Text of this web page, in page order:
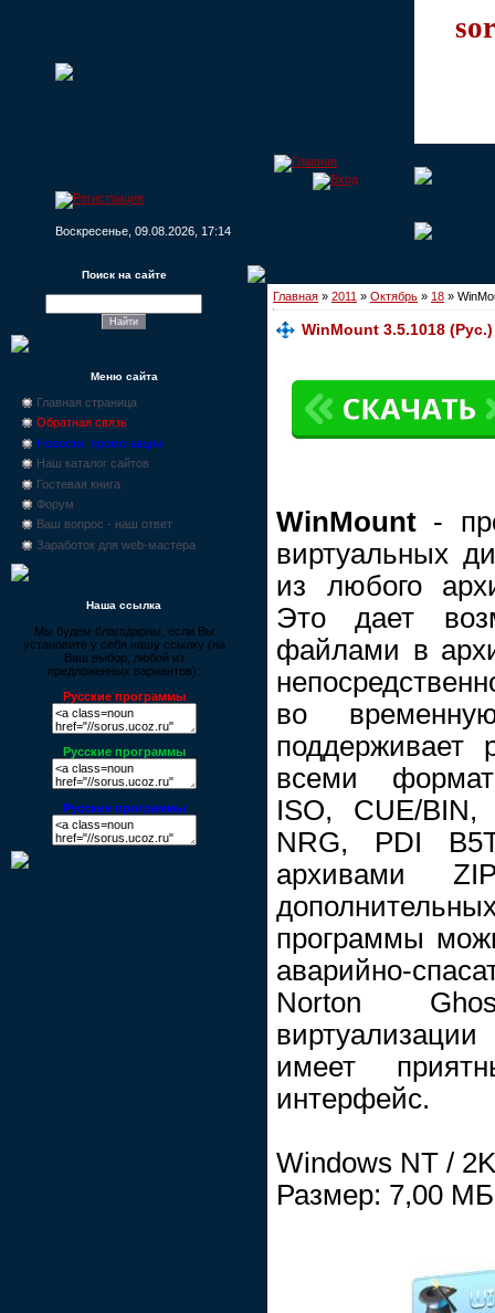
Воскресенье, 09.08.2026, 17:14
Поиск на сайте
Меню сайта
Главная страница
Обратная связь
Новости, промо-акции
Наш каталог сайтов
Гостевая книга
Форум
Ваш вопрос - наш ответ
Заработок для web-мастера
Наша ссылка
Мы будем благодарны, если Вы
установите у себя нашу ссылку (на
Ваш выбор, любой из
предложенных вариантов):
Русские программы
Русские программы
Русские программы
Главная » 2011 » Октябрь » 18 »
WinMount 3.5.1018 (Рус.)
WinMount -
виртуальных
из любого
Это дает
файлами в
во
поддерживает
всеми
ISO, CUE/
NRG, PDI
архивами
программы
аварийно-
Norton
имеет
интерфейс.
Windows NT /
Размер: 7,00 МБ